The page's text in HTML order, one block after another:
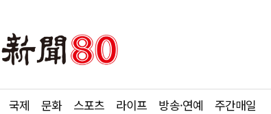
국제 문화 스포츠 라이프 방송·연예 주간매일